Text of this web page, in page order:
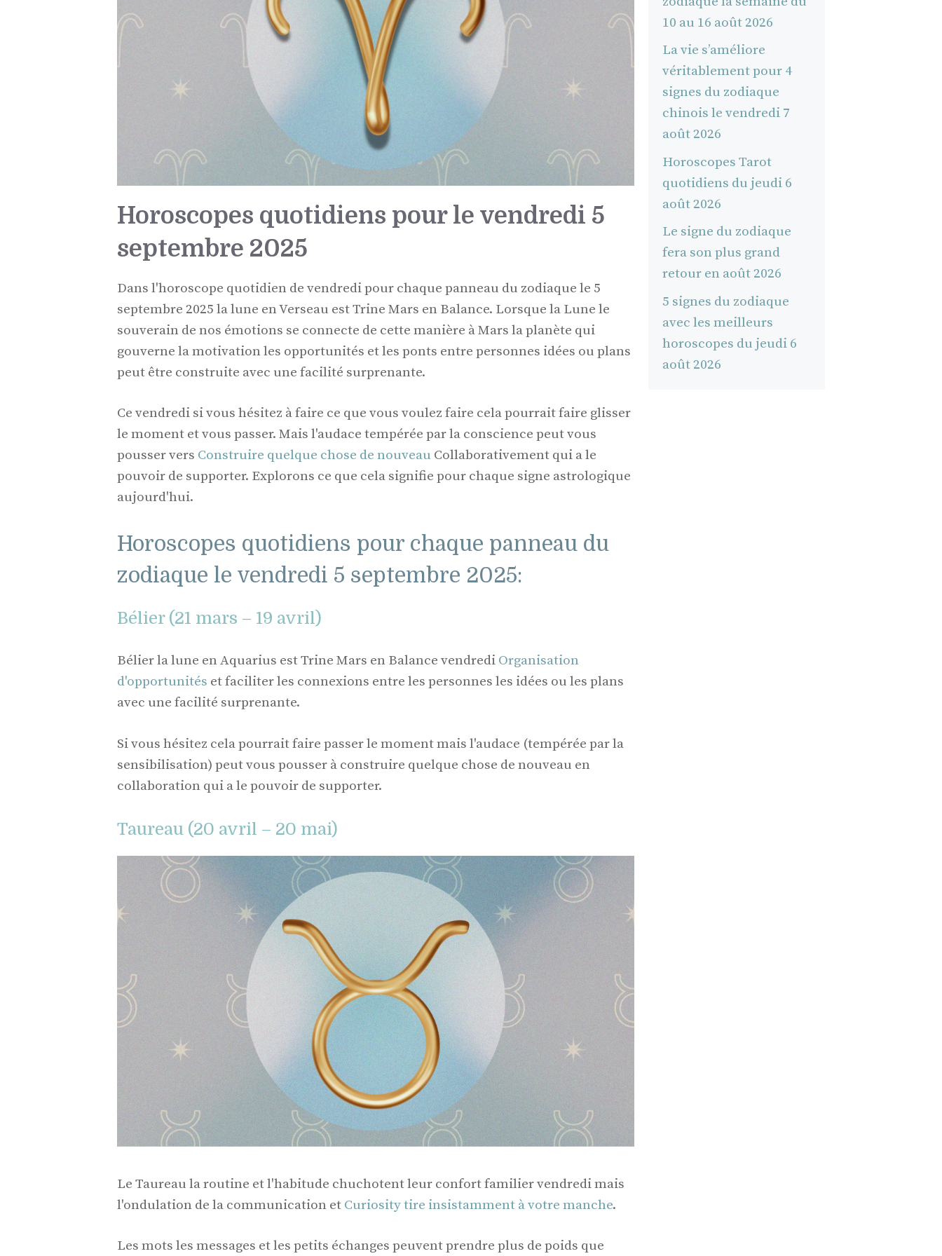
Horoscopes quotidiens pour le vendredi 5
septembre 2025
Dans l'horoscope quotidien de vendredi pour chaque panneau du zodiaque le 5
septembre 2025 la lune en Verseau est Trine Mars en Balance. Lorsque la Lune le
souverain de nos émotions se connecte de cette manière à Mars la planète qui
gouverne la motivation les opportunités et les ponts entre personnes idées ou plans
peut être construite avec une facilité surprenante.
Ce vendredi si vous hésitez à faire ce que vous voulez faire cela pourrait faire glisser
le moment et vous passer. Mais l'audace tempérée par la conscience peut vous
pousser vers Construire quelque chose de nouveau Collaborativement qui a le
pouvoir de supporter. Explorons ce que cela signifie pour chaque signe astrologique
aujourd'hui.
Horoscopes quotidiens pour chaque panneau du
zodiaque le vendredi 5 septembre 2025:
Bélier (21 mars – 19 avril)
Bélier la lune en Aquarius est Trine Mars en Balance vendredi Organisation
d'opportunités et faciliter les connexions entre les personnes les idées ou les plans
avec une facilité surprenante.
Si vous hésitez cela pourrait faire passer le moment mais l'audace (tempérée par la
sensibilisation) peut vous pousser à construire quelque chose de nouveau en
collaboration qui a le pouvoir de supporter.
Taureau (20 avril – 20 mai)
Le Taureau la routine et l'habitude chuchotent leur confort familier vendredi mais
l'ondulation de la communication et Curiosity tire insistamment à votre manche.
Les mots les messages et les petits échanges peuvent prendre plus de poids que
10 au 16 août 2026
La vie s’améliore
véritablement pour 4
signes du zodiaque
chinois le vendredi 7
août 2026
Horoscopes Tarot
quotidiens du jeudi 6
août 2026
Le signe du zodiaque
fera son plus grand
retour en août 2026
5 signes du zodiaque
avec les meilleurs
horoscopes du jeudi 6
août 2026